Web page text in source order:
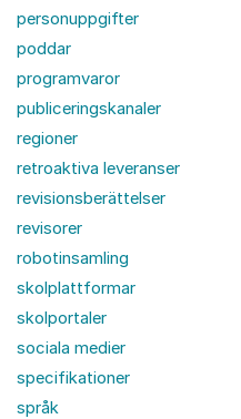
personuppgifter
poddar
programvaror
publiceringskanaler
regioner
retroaktiva leveranser
revisionsberättelser
revisorer
robotinsamling
skolplattformar
skolportaler
sociala medier
specifikationer
språk